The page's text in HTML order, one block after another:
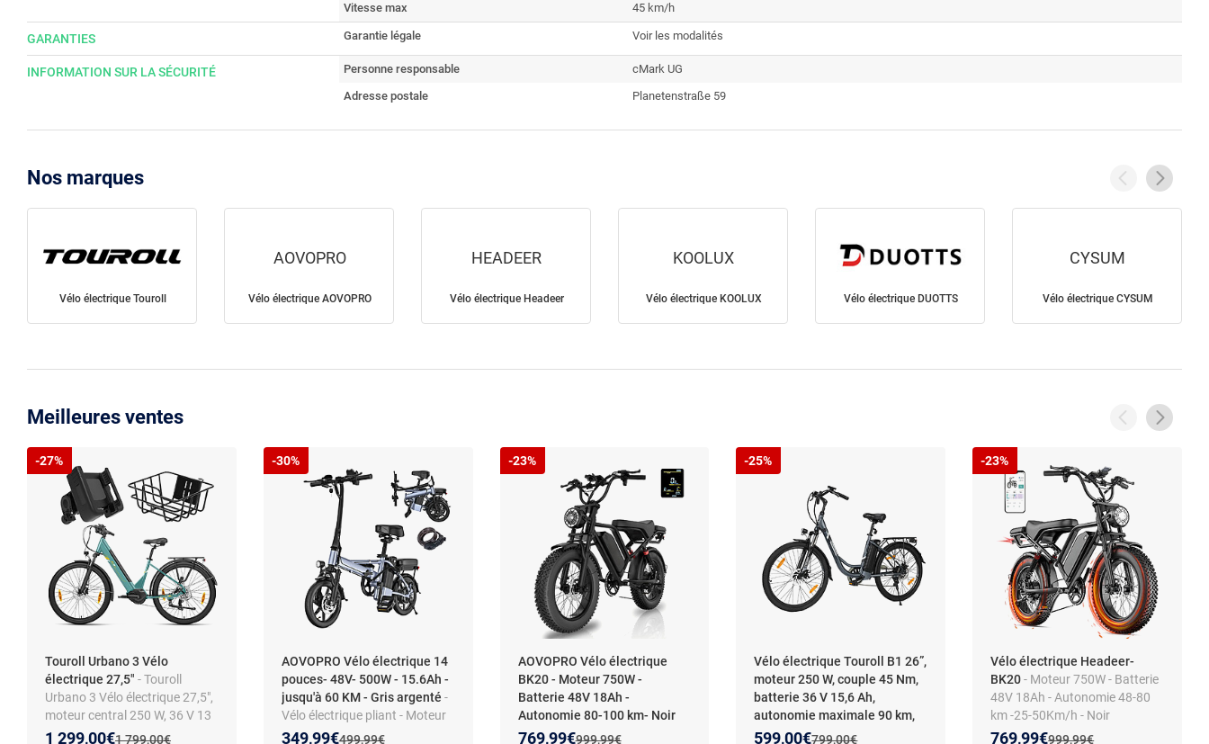
Vitesse max
45 km/h
GARANTIES Garantie légale Voir les modalités
INFORMATION SUR LA SÉCURITÉ Personne responsable
cMark UG
Adresse postale
Planetenstraße 59
Nos marques
Vélo électrique Touroll
AOVOPRO
Vélo électrique AOVOPRO
HEADEER
Vélo électrique Headeer
KOOLUX
Vélo électrique KOOLUX Vélo électrique DUOTTS
CYSUM
Vélo électrique CYSUM
Meilleures ventes
Touroll Urbano 3 Vélo
électrique 27,5" - Touroll
Urbano 3 Vélo électrique 27,5",
moteur central 250 W, 36 V 13
Ah, autonomie 120 km, vitesse
Ancien prix :
1 799,00€
Nouveau prix :
1 299,00€
Réduction de :
-27%
AOVOPRO Vélo électrique 14
pouces- 48V- 500W - 15.6Ah -
jusqu'à 60 KM - Gris argenté -
Vélo électrique pliant - Moteur
500W - Batterie 48V 15.6Ah -
Ancien prix :
499,99€
Nouveau prix :
349,99€
Réduction de :
-30%
AOVOPRO Vélo électrique
BK20 - Moteur 750W -
Batterie 48V 18Ah -
Autonomie 80-100 km- Noir
Ancien prix :
999,99€
Nouveau prix :
769,99€
Réduction de :
-23%
Vélo électrique Touroll B1 26”,
moteur 250 W, couple 45 Nm,
batterie 36 V 15,6 Ah,
autonomie maximale 90 km,
transmission Shimano 7
Ancien prix :
799,00€
Nouveau prix :
599,00€
Réduction de :
-25%
Vélo électrique Headeer-
BK20- Moteur 750W - Batterie
48V 18Ah - Autonomie 48-80
km -25-50Km/h - Noir
Ancien prix :
999,99€
Nouveau prix :
769,99€
Réduction de :
-23%